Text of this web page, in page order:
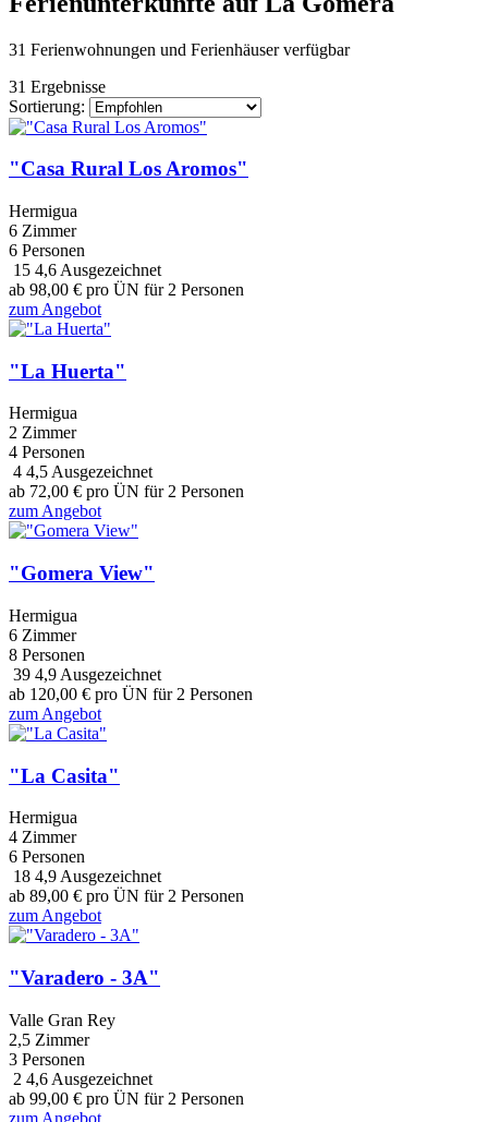
31 Ferienwohnungen und Ferienhäuserverfügbar
31 Ergebnisse
Sortierung:
"Casa Rural Los Aromos"
Hermigua
6 Zimmer
6 Personen
15 4,6 Ausgezeichnet
ab 98,00 € pro ÜN für 2 Personen
zum Angebot
"La Huerta"
Hermigua
2 Zimmer
4 Personen
4 4,5 Ausgezeichnet
ab 72,00 € pro ÜN für 2 Personen
zum Angebot
"Gomera View"
Hermigua
6 Zimmer
8 Personen
39 4,9 Ausgezeichnet
ab 120,00 € pro ÜN für 2 Personen
zum Angebot
"La Casita"
Hermigua
4 Zimmer
6 Personen
18 4,9 Ausgezeichnet
ab 89,00 € pro ÜN für 2 Personen
zum Angebot
"Varadero - 3A"
Valle Gran Rey
2,5 Zimmer
3 Personen
2 4,6 Ausgezeichnet
ab 99,00 € pro ÜN für 2 Personen
zum Angebot